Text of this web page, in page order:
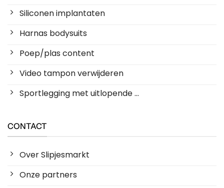
Siliconen implantaten
Harnas bodysuits
Poep/plas content
Video tampon verwijderen
Sportlegging met uitlopende ...
CONTACT
Over Slipjesmarkt
Onze partners